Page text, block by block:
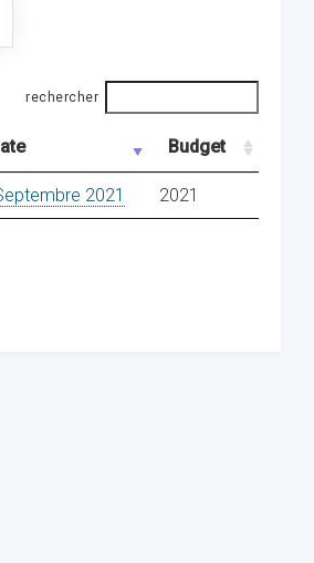
rechercher
Budget
2021 2021